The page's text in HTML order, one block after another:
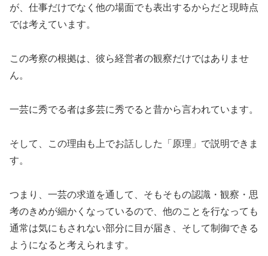
が、仕事だけでなく他の場面でも表出するからだと現時点
では考えています。
この考察の根拠は、彼ら経営者の観察だけではありませ
ん。
一芸に秀でる者は多芸に秀でると昔から言われています。
そして、この理由も上でお話しした「原理」で説明できま
す。
つまり、一芸の求道を通して、そもそもの認識・観察・思
考のきめが細かくなっているので、他のことを行なっても
通常は気にもされない部分に目が届き、そして制御できる
ようになると考えられます。